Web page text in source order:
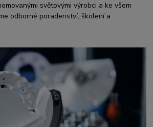
světovými výrobci a ke všem
odborné poradenství, školení a